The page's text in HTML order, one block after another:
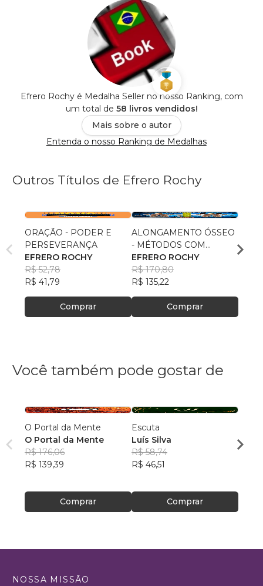
Efrero Rochy é Medalha Seller no nosso Ranking, com
um total de 58 livros vendidos!
Mais sobre o autor
Entenda o nosso Ranking de Medalhas
Outros Títulos de Efrero Rochy
ORAÇÃO - PODER E
PERSEVERANÇA
EFRERO ROCHY
R$ 52,78
R$ 41,79
Comprar
ALONGAMENTO ÓSSEO
- MÉTODOS COM
FIXADORES
EFRERO ROCHY
R$ 170,80
R$ 135,22
Comprar
Você também pode gostar de
O Portal da Mente
O Portal da Mente
R$ 176,06
R$ 139,39
Comprar
Escuta
Luís Silva
R$ 58,74
R$ 46,51
Comprar
R$
NOSSA MISSÃO